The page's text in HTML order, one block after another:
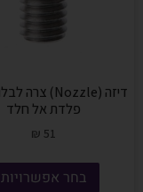
פלדת אל חלד
₪ 51
בחר אפשרויות